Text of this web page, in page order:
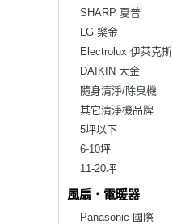
SHARP 夏普
LG 樂金
Electrolux 伊萊克斯
DAIKIN 大金
隨身清淨/除臭機
其它清淨機品牌
5坪以下
6-10坪
11-20坪
風扇．電暖器
Panasonic 國際